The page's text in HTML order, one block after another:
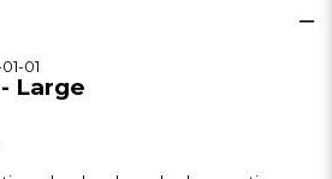
01
Large